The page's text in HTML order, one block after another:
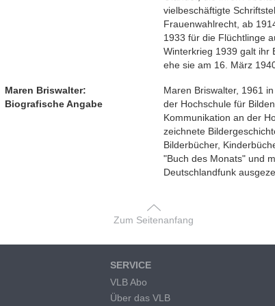
vielbeschäftigte
Frauenwahlrecht, ab
1933 für die Flüchtlinge
Winterkrieg 1939 galt ihr
ehe sie am 16. März
Maren Briswalter:
Biografische Angabe
Maren Briswalter, 1961
der Hochschule für
Kommunikation an der
zeichnete
Bilderbücher,
"Buch des Monats" und
Deutschlandfunk
Zum Seitenanfang
SERVICE
VLB Abo
Über das VLB